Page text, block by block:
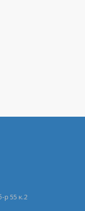
р 55 к.2